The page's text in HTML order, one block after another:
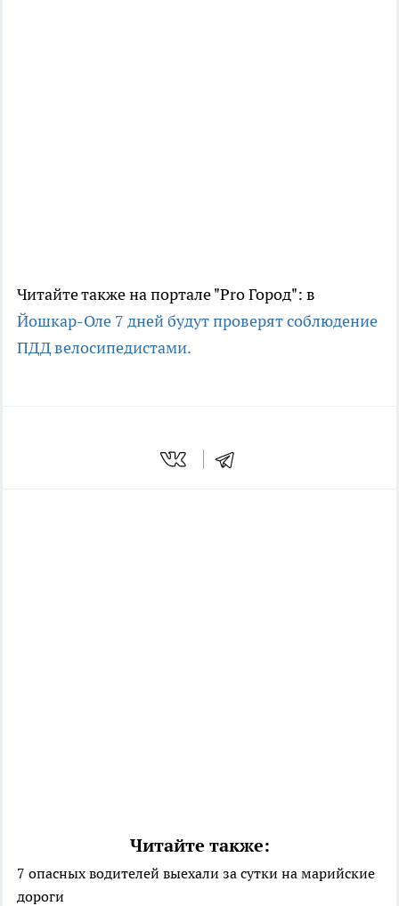
Читайте также на портале "Pro Город": в
Йошкар-Оле 7 дней будут проверят соблюдение
ПДД велосипедистами.
Читайте также:
7 опасных водителей выехали за сутки на марийские
дороги